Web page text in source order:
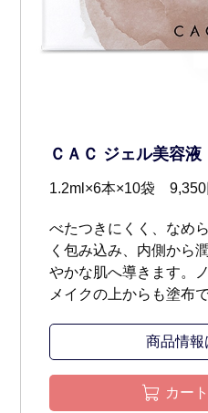
ＣＡＣ ジェル美容液
1.2ml×6本×10袋 9,350
べたつきにくく、なめ
く包み込み、内側から
やかな肌へ導きます。
メイクの上からも塗布
商品情報
カー